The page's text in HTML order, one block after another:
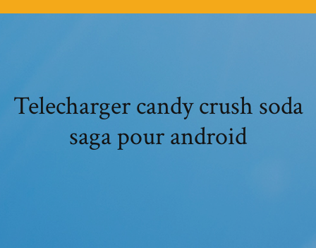
Telecharger candy crush soda
saga pour android